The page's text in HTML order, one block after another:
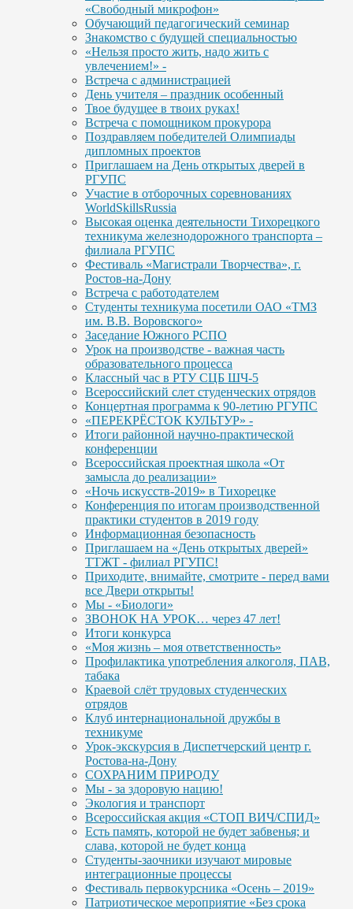
«Свободный микрофон»
Обучающий педагогический семинар
Знакомство с будущей специальностью
«Нельзя просто жить, надо жить с
увлечением!» -
Встреча с администрацией
День учителя – праздник особенный
Твое будущее в твоих руках!
Встреча с помощником прокурора
Поздравляем победителей Олимпиады
дипломных проектов
Приглашаем на День открытых дверей в
РГУПС
Участие в отборочных соревнованиях
WorldSkillsRussia
Высокая оценка деятельности Тихорецкого
техникума железнодорожного транспорта –
филиала РГУПС
Фестиваль «Магистрали Творчества», г.
Ростов-на-Дону
Встреча с работодателем
Студенты техникума посетили ОАО «ТМЗ
им. В.В. Воровского»
Заседание Южного РСПО
Урок на производстве - важная часть
образовательного процесса
Классный час в РТУ СЦБ ШЧ-5
Всероссийский слет студенческих отрядов
Концертная программа к 90-летию РГУПС
«ПЕРЕКРЁСТОК КУЛЬТУР» -
Итоги районной научно-практической
конференции
Всероссийская проектная школа «От
замысла до реализации»
«Ночь искусств-2019» в Тихорецке
Конференция по итогам производственной
практики студентов в 2019 году
Информационная безопасность
Приглашаем на «День открытых дверей»
ТТЖТ - филиал РГУПС!
Приходите, внимайте, смотрите - перед вами
все Двери открыты!
Мы - «Биологи»
ЗВОНОК НА УРОК… через 47 лет!
Итоги конкурса
«Моя жизнь – моя ответственность»
Профилактика употребления алкоголя, ПАВ,
табака
Краевой слёт трудовых студенческих
отрядов
Клуб интернациональной дружбы в
техникуме
Урок-экскурсия в Диспетчерский центр г.
Ростова-на-Дону
СОХРАНИМ ПРИРОДУ
Мы - за здоровую нацию!
Экология и транспорт
Всероссийская акция «СТОП ВИЧ/СПИД»
Есть память, которой не будет забвенья; и
слава, которой не будет конца
Студенты-заочники изучают мировые
интеграционные процессы
Фестиваль первокурсника «Осень – 2019»
Патриотическое мероприятие «Без срока